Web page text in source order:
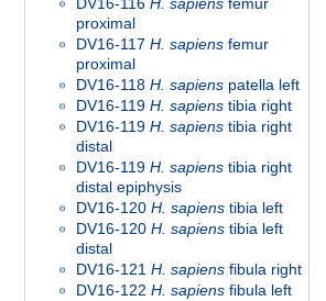
proximal
DV16-117 H. sapiens femur
proximal
DV16-118 H. sapiens patella left
DV16-119 H. sapiens tibia right
DV16-119 H. sapiens tibia right
distal
DV16-119 H. sapiens tibia right
distal epiphysis
DV16-120 H. sapiens tibia left
DV16-120 H. sapiens tibia left
distal
DV16-121 H. sapiens fibula right
DV16-122 H. sapiens fibula left